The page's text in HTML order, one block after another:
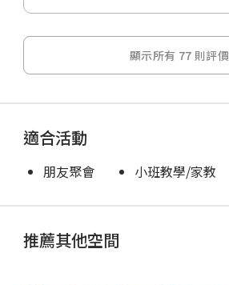
顯示所有 77 則評價
適合活動
朋友聚會 小班教學/家教
推薦其他空間